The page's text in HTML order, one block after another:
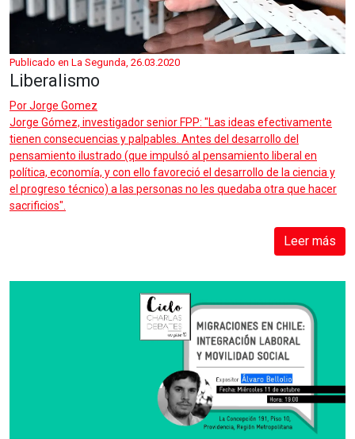
Publicado en La Segunda, 26.03.2020
Liberalismo
PorJorge Gomez
Jorge Gómez, investigador senior FPP: "Las ideas efectivamente
tienen consecuencias y palpables. Antes del desarrollo del
pensamiento ilustrado (que impulsó al pensamiento liberal en
política, economía, y con ello favoreció el desarrollo de la ciencia y
el progreso técnico) a las personas no les quedaba otra que hacer
sacrificios".
Leer más